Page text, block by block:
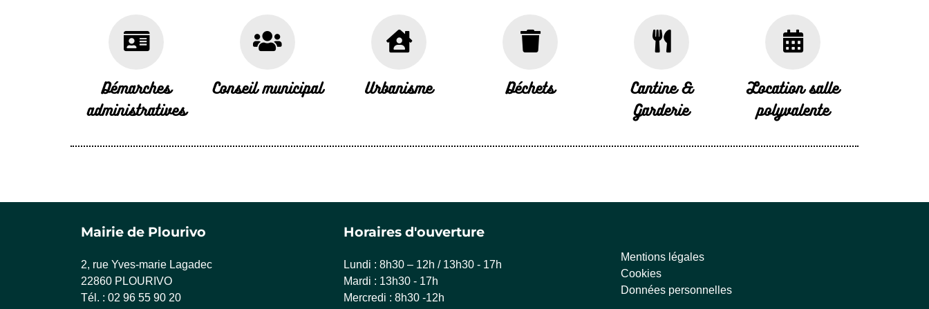
Démarches
administratives
Conseil municipal Urbanisme Déchets
Cantine &
Garderie
Location salle
polyvalente
Mairie de Plourivo
2, rue Yves-marie Lagadec
22860 PLOURIVO
Tél. : 02 96 55 90 20
Horaires d'ouverture
Lundi : 8h30 – 12h / 13h30 - 17h
Mardi : 13h30 - 17h
Mercredi : 8h30 -12h
Mentions légales
Cookies
Données personnelles